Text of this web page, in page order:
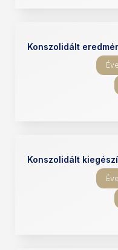
Konszolidált
Konszolidált